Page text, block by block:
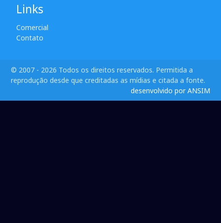
Links
Comercial
Contato
© 2007 - 2026 Todos os direitos reservados. Permitida a
reprodução desde que creditadas as mídias e citada a fonte.
desenvolvido por ANSIM